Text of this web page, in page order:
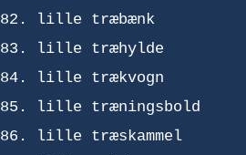
lille træbænk
lille træhylde
lille trækvogn
lille træningsbold
lille træskammel